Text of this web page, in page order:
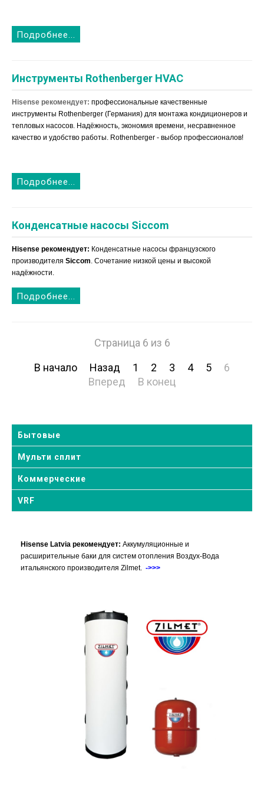
Подробнее...
Инструменты Rothenberger HVAC
Hisense рекомендует: профессиональные качественные
инструменты Rothenberger (Германия) для монтажа кондиционеров и
тепловых насосов. Надёжность, экономия времени, несравненное
качество и удобство работы. Rothenberger - выбор профессионалов!
Подробнее...
Конденсатные насосы Siccom
Hisense рекомендует: Конденсатные насосы французского
производителя Siccom. Сочетание низкой цены и высокой
надёжности.
Подробнее...
Страница 6 из 6
В начало
Назад 1 2 3 4 5
6
Вперед
В конец
Бытовые
Мульти сплит
Коммерческие
VRF
Hisense Latvia рекомендует: Aккумуляционные и
расширительные баки для систем отопления Воздух-Вода
итальянского производителя Zilmet. ->>>